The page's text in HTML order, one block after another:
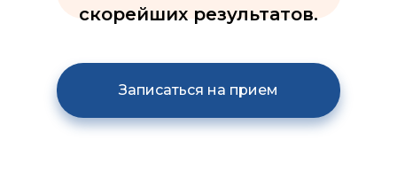
скорейших результатов.
Записаться на прием